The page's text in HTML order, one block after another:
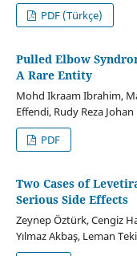
PDF (Türkçe)
Pulled Elbow
A Rare Entity
Mohd Ikraam Ibrahim,
Effendi, Rudy Reza Johan
PDF
Two Cases of
Serious Side Effects
Zeynep Öztürk, Cengiz
Yılmaz Akbaş, Leman